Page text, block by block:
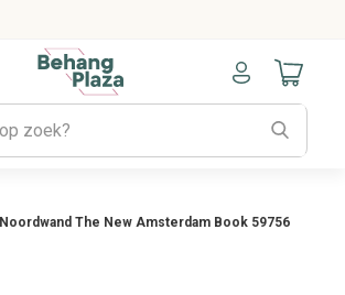
Naar
Noordwand The New Amsterdam Book 59756